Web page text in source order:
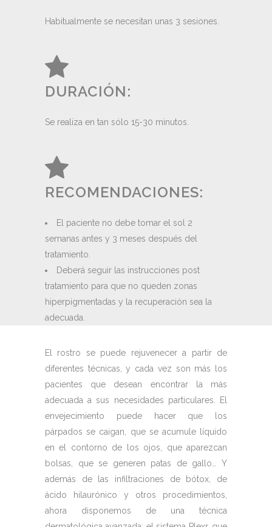
Habitualmente se necesitan unas 3 sesiones.
DURACIÓN:
Se realiza en tan sólo 15-30 minutos.
RECOMENDACIONES:
El paciente no debe tomar el sol 2
semanas antes y 3 meses después del
tratamiento.
Deberá seguir las instrucciones post
tratamiento para que no queden zonas
hiperpigmentadas y la recuperación sea la
adecuada.
El rostro se puede rejuvenecer a partir de
diferentes técnicas, y cada vez son más los
pacientes que desean encontrar la más
adecuada a sus necesidades particulares. El
envejecimiento puede hacer que los
párpados se caigan, que se acumule líquido
en el contorno de los ojos, que aparezcan
bolsas, que se generen patas de gallo… Y
además de las infiltraciones de bótox, de
ácido hilaurónico y otros procedimientos,
ahora disponemos de una técnica